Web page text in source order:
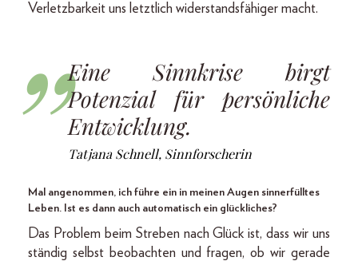
Verletzbarkeit uns letztlich widerstandsfähiger macht.
Eine Sinnkrise birgt
Potenzial für persönliche
Entwicklung.
Tatjana Schnell, Sinnforscherin
Mal angenommen, ich führe ein in meinen Augen sinnerfülltes
Leben. Ist es dann auch automatisch ein glückliches?
Das Problem beim Streben nach Glück ist, dass wir uns
ständig selbst beobachten und fragen, ob wir gerade